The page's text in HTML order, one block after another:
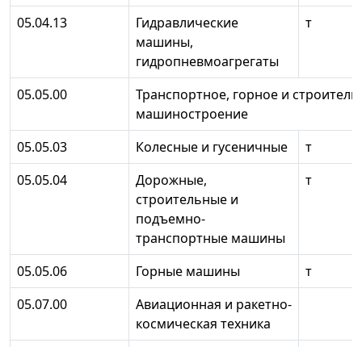
05.04.13
Гидравлические
машины,
гидропневмоагрегаты
т
05.05.00
Транспортное, горное и
машиностроение
05.05.03
Колесные и гусеничные
т
05.05.04
Дорожные,
строительные и
подъемно-
транспортные машины
т
05.05.06 Горные машины
т
05.07.00
Авиационная и ракетно-
космическая техника